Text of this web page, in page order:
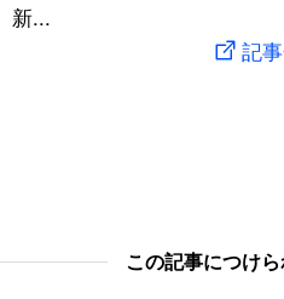
新...
記
この記事につけ